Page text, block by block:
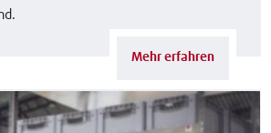
Mehr erfahren